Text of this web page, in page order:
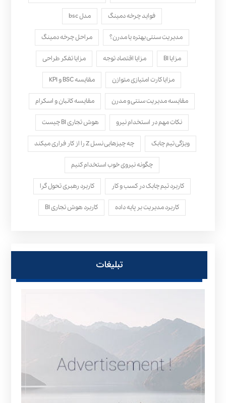
فواید چرخه دمینگ مدل bsc
مدیریت سنتی بهتره یا مدرن؟ مراحل چرخه دمینگ
مزایا BI مزایا اقتصاد توجه مزایا تفکر طراحی
مزایا کارت امتیازی متوازن مقایسه BSC و KPI
مقایسه مدیریت سنتی و مدرن مقایسه کانبان و اسکرام
نکات مهم در استخدام نیرو هوش تجاری BI چیست
ویژگی تیم چابک چه چیزهایی نسل Z را از کار فراری میکند
چگونه نیروی خوب استخدام کنیم
کاربرد تیم چابک در کسب و کار کاربرد رهبری تحول‌ گرا
کاربرد مدیریت بر پایه داده کاربرد هوش تجاری BI
تبلیغات